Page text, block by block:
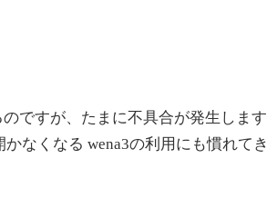
ですが、たまに不具合が発生します
なくなる wena3の利用にも慣れてき